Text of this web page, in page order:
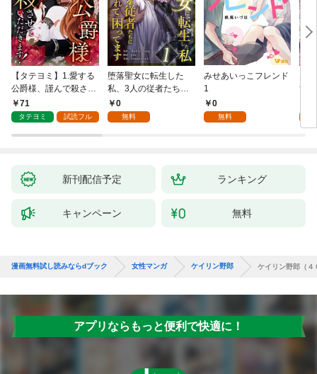
【タテヨミ】1.愛する
公爵様、謹んで殺させ
ていただきます！
71
タテヨミ 試読フル
堕落聖女に転生した
私、3人の従者たちに
抱かれて困ってます 第
1話
0
無料
みせあいっこフレンド
1
0
無料
す
ま
新刊配信予定 ランキング
キャンペーン 無料
漫画無料試し読みならdブック 女性マンガ ケイリン野郎 ケイリン野郎（４
アプリならもっと便利で快適に！